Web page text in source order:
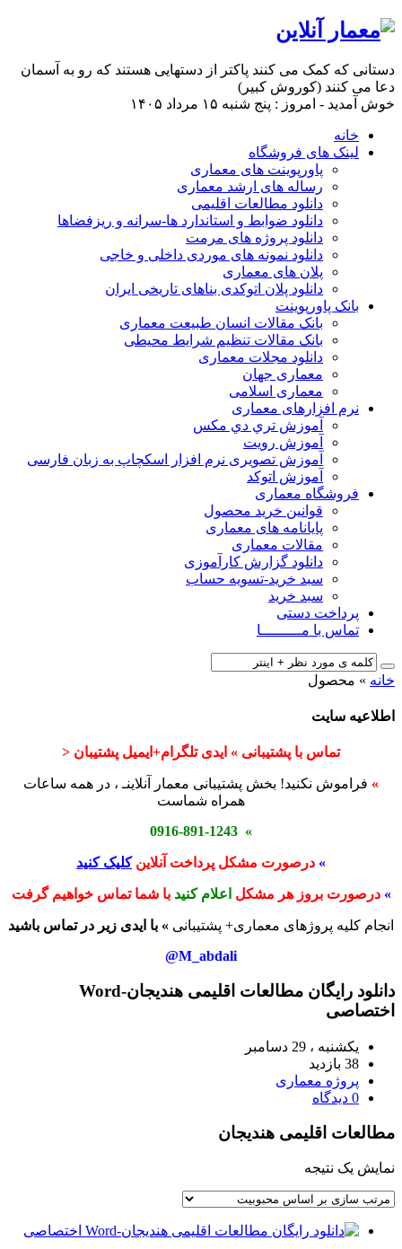
دستانی که کمک می کنند پاکتر از دستهایی هستند که رو به آسمان
دعا می کنند (کوروش کبیر)
خوش آمدید - امروز : پنج شنبه ۱۵ مرداد ۱۴۰۵
خانه
لینک های فروشگاه
پاورپوینت های معماری
رساله های ارشد معماری
دانلود مطالعات اقلیمی
دانلود ضوابط و استاندارد ها-سرانه و ریزفضاها
دانلود پروژه های مرمت
دانلود نمونه های موردی داخلی و خاجی
پلان های معماری
دانلود پلان اتوکدی بناهای تاریخی ایران
بانک پاورپوینت
بانک مقالات انسان طبیعت معماری
بانک مقالات تنظیم شرایط محیطی
دانلود مجلات معماری
معماری جهان
معماری اسلامی
نرم افزارهای معماری
آﻣﻮزش ﺗﺮي دي ﻣﮑﺲ
آموزش رویت
آموزش تصویری نرم افزار اسکچاپ به زبان فارسی
آموزش اتوکد
فروشگاه معماری
قوانین خرید محصول
پایانامه های معماری
مقالات معماری
دانلود گزارش کارآموزی
سبد خرید-تسویه حساب
سبد خرید
پرداخت دستی
تماس با مـــــــــا
خانه » محصول
اطلاعیه سایت
تماس با پشتیبانی » ایدی تلگرام+ایمیل پشتیبان <
» فراموش نکنید! بخش پشتیبانی معمار آنلاینـ ، در همه ساعات
همراه شماست
» 0916-891-1243
» درصورت مشکل پرداخت آنلاینکلیک کنید
» درصورت بروز هر مشکل اعلام کنید با شما تماس خواهیم گرفت
انجام کلیه پروژهای معماری+ پشتیبانی » با ایدی زیر در تماس باشید
M_abdali@
دانلود رایگان مطالعات اقلیمی هندیجان-Word
اختصاصی
یکشنبه ، 29 دسامبر
38 بازدید
پروژه معماری
0 دیدگاه
مطالعات اقلیمی هندیجان
نمایش یک نتیجه